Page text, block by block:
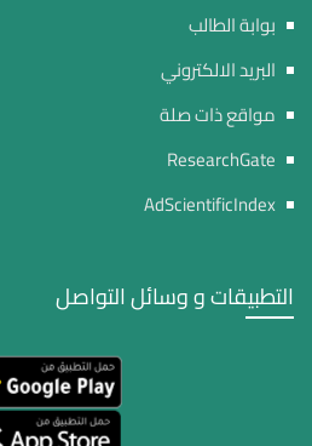
بوابة الطالب
البريد الالكتروني
مواقع ذات صلة
ResearchGate
AdScientificIndex
التطبيقات و وسائل التواصل